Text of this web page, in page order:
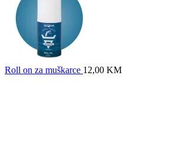
Roll on za muškarce 12,00 KM